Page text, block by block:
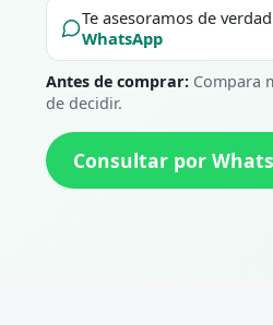
Te asesoramos de
WhatsApp
Antes de comprar: Compara
de decidir.
Consultar por